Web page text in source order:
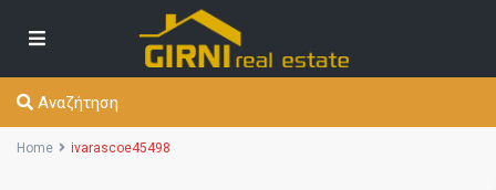
Αναζήτηση
Home ivarascoe45498